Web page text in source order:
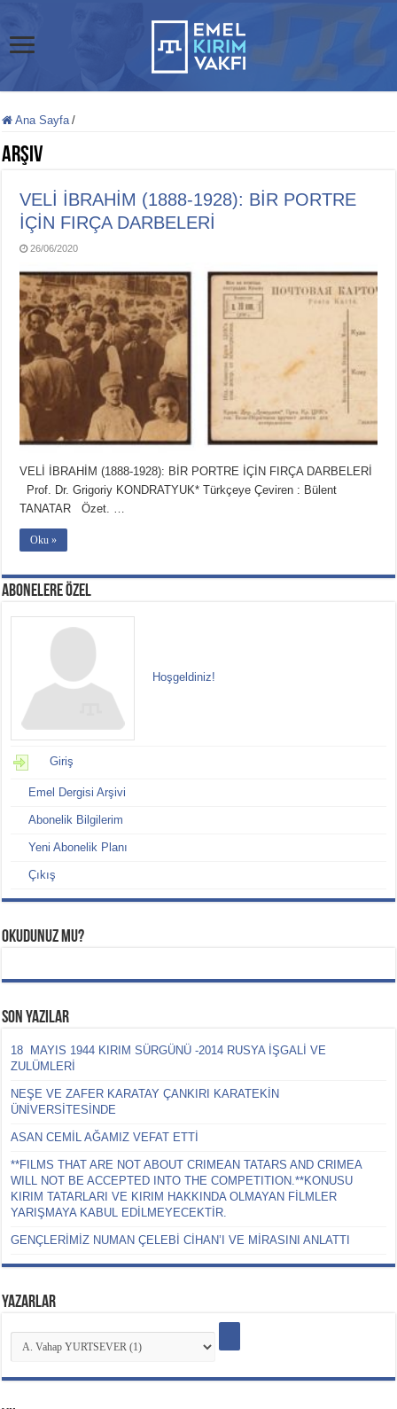
Ana Sayfa /
Arşiv
VELİ İBRAHİM (1888-1928): BİR PORTRE
İÇİN FIRÇA DARBELERİ
26/06/2020
VELİ İBRAHİM (1888-1928): BİR PORTRE İÇİN FIRÇA DARBELERİ
Prof. Dr. Grigoriy KONDRATYUK* Türkçeye Çeviren : Bülent
TANATAR Özet. …
Oku »
ABONELERE ÖZEL
Hoşgeldiniz!
Giriş
Emel Dergisi Arşivi
Abonelik Bilgilerim
Yeni Abonelik Planı
Çıkış
Okudunuz mu?
Son Yazılar
18 MAYIS 1944 KIRIM SÜRGÜNÜ -2014 RUSYA İŞGALİ VE
ZULÜMLERİ
NEŞE VE ZAFER KARATAY ÇANKIRI KARATEKİN
ÜNİVERSİTESİNDE
ASAN CEMİL AĞAMIZ VEFAT ETTİ
**FILMS THAT ARE NOT ABOUT CRIMEAN TATARS AND CRIMEA
WILL NOT BE ACCEPTED INTO THE COMPETITION.**KONUSU
KIRIM TATARLARI VE KIRIM HAKKINDA OLMAYAN FİLMLER
YARIŞMAYA KABUL EDİLMEYECEKTİR.
GENÇLERİMİZ NUMAN ÇELEBİ CİHAN’I VE MİRASINI ANLATTI
YAZARLAR